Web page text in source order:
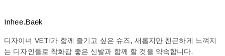
Inhee.Baek
디자이너 VETI가 함께 즐기고 싶은 슈즈, 새롭지만 친근하게 느껴지
는 디자인들로 착화감 좋은 신발과 함께 할 것을 약속합니다.